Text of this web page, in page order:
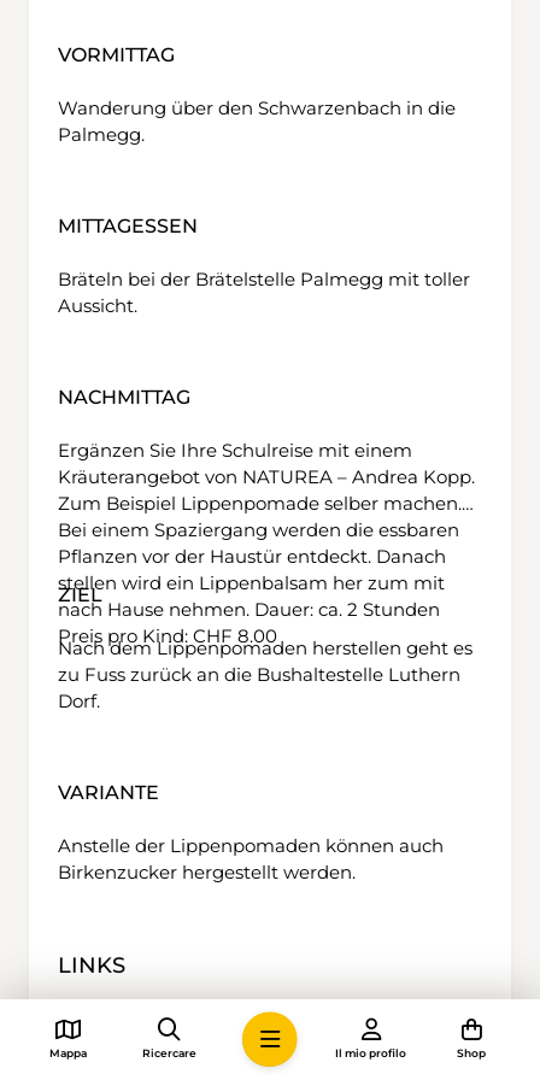
unten, auf der Höhe von La Coudré, haben
bei einem Abstecher zum gleichnamigen
idyllischen kleinen Bergsee die Füsse zu
verkehren nicht stündlich. Konsultieren Sie
VORMITTAG
Wanderung über den Schwarzenbach in die
Palmegg.
MITTAGESSEN
Bräteln bei der Brätelstelle Palmegg mit toller
Aussicht.
NACHMITTAG
Ergänzen Sie Ihre Schulreise mit einem
Kräuterangebot von NATUREA – Andrea Kopp.
Zum Beispiel Lippenpomade selber machen.
Bei einem Spaziergang werden die essbaren
Pflanzen vor der Haustür entdeckt. Danach
stellen wird ein Lippenbalsam her zum mit
nach Hause nehmen. Dauer: ca. 2 Stunden
Preis pro Kind: CHF 8.00
ZIEL
Nach dem Lippenpomaden herstellen geht es
zu Fuss zurück an die Bushaltestelle Luthern
Dorf.
VARIANTE
Anstelle der Lippenpomaden können auch
Birkenzucker hergestellt werden.
LINKS
LINKS
Mappa Ricercare Il mio profilo Shop